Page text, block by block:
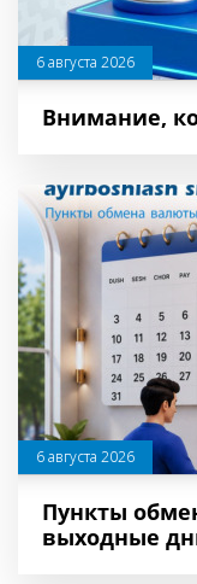
6 августа 2026
Внимание,
6 августа 2026
Пункты
выходные